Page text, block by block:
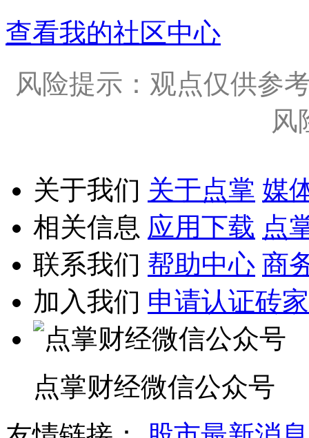
查看我的社区中心
风险提示：观点仅供参
风
关于我们 关于点掌 媒
相关信息 应用下载 点
联系我们 帮助中心 商
加入我们 申请认证砖家
点掌财经微信公众号